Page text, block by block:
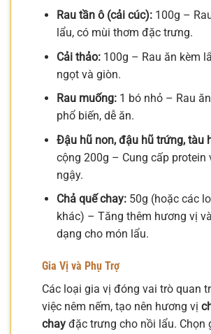
Rau tần ô (cải cúc):100g –
lẩu, có mùi thơm đặc trưng.
Cải thảo:100g – Rau ăn kèm
ngọt và giòn.
Rau muống:1 bó nhỏ – Rau
phổ biến, dễ ăn.
Đậu hũ non, đậu hũ trứng, tàu
cộng 200g – Cung cấp protein
ngậy.
Chả quế chay:50g (hoặc các
khác) – Tăng thêm hương vị
dạng cho món lẩu.
Gia Vị và Phụ Trợ
Các loại gia vị đóng vai trò quan
việc nêm nếm, tạo nên hương vị
chay đặc trưng cho nồi lẩu. Chọn